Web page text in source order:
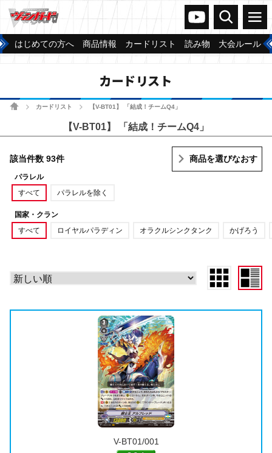
ヴァンガードch
検索 メニュー
はじめての方へ 商品情報 カードリスト 読み物 大会ルール
カードリスト
ホームカードリスト 【V-BT01】 「結成！チームQ4」
【V-BT01】 「結成！チームQ4」
該当件数 93件 商品を選びなおす
パラレル
すべて
パラレルを除く
国家・クラン
すべて
ロイヤルパラディン オラクルシンクタンク かげろう
V-BT01/001